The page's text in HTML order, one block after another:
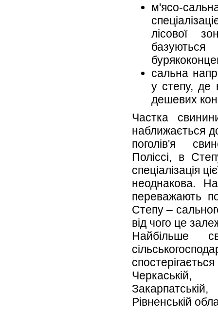
м'ясо-
лісової
сальна
у степу, де
дешевих
Частка
наближається
поголів'я
Поліссі, в
спеціалізація
неоднакова.
переважають
Степу –
від чого це
Найбільше
Рівненській